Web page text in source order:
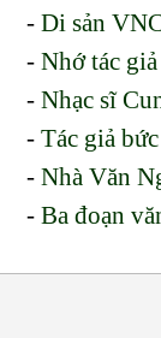
-Di sản
-Nhớ tác
-Nhạc sĩ
-Tác giả
-Nhà Văn
-Ba đoạn